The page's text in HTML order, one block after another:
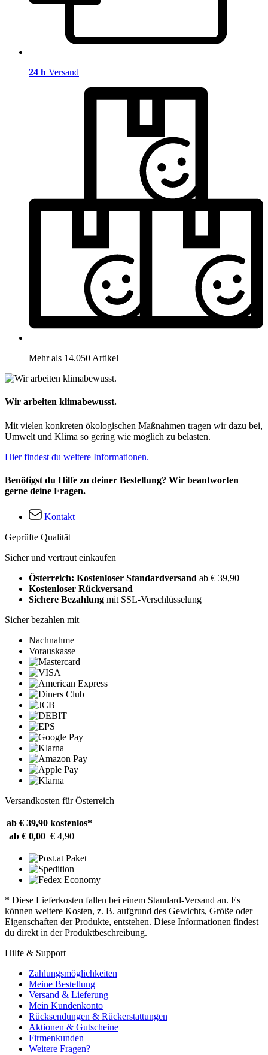
24 h Versand
Mehr als 14.050 Artikel
Wir arbeiten klimabewusst.
Mit vielen konkreten ökologischen Maßnahmen tragen wir dazu bei,
Umwelt und Klima so gering wie möglich zu belasten.
Hier findest du weitere Informationen.
Benötigst du Hilfe zu deiner Bestellung? Wir beantworten
gerne deine Fragen.
Kontakt
Geprüfte Qualität
Sicher und vertraut einkaufen
Österreich: Kostenloser Standardversand ab € 39,90
Kostenloser Rückversand
Sichere Bezahlung mit SSL-Verschlüsselung
Sicher bezahlen mit
Nachnahme
Vorauskasse
Versandkosten für Österreich
ab € 39,90 kostenlos*
ab € 0,00 € 4,90
* Diese Lieferkosten fallen bei einem Standard-Versand an. Es
können weitere Kosten, z. B. aufgrund des Gewichts, Größe oder
Eigenschaften der Produkte, entstehen. Diese Informationen findest
du direkt in der Produktbeschreibung.
Hilfe & Support
Zahlungsmöglichkeiten
Meine Bestellung
Versand & Lieferung
Mein Kundenkonto
Rücksendungen & Rückerstattungen
Aktionen & Gutscheine
Firmenkunden
Weitere Fragen?